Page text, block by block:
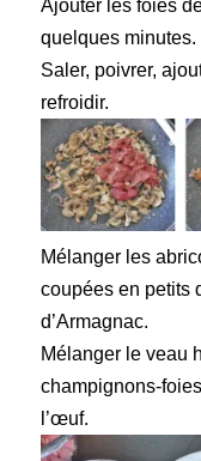
Ajouter les foies
quelques minutes.
Saler, poivrer,
refroidir.
Mélanger les
coupées en petits
d’Armagnac.
Mélanger le veau
champignons-
l’œuf.